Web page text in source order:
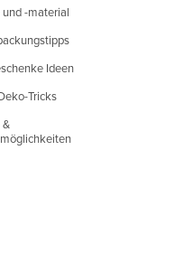
-material
Ideen
Tricks
&